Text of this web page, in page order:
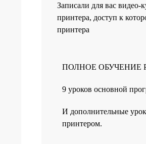
Записали для вас видео-
принтера, доступ к
принтера
ПОЛНОЕ ОБУЧЕНИЕ
9 уроков основной
И дополнительные
принтером.